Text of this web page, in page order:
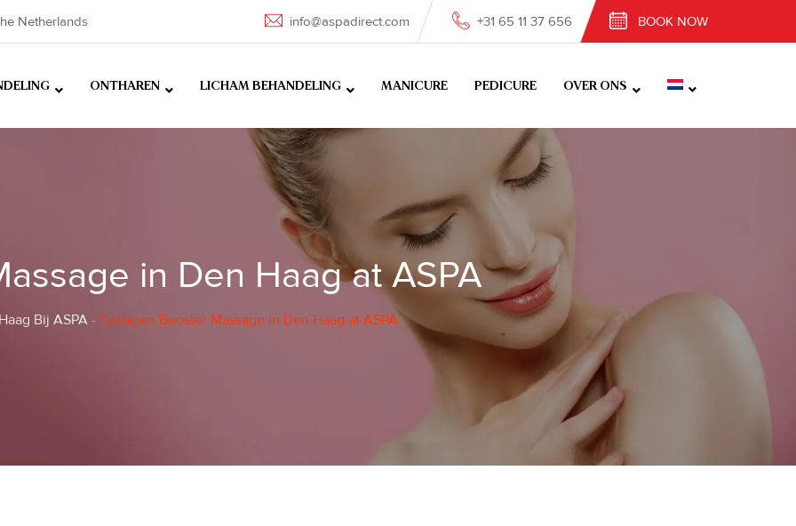
Netherlands info@aspadirect.com +31 65 11 37 656 BOOK NOW
ONTHAREN LICHAM BEHANDELING MANICURE PEDICURE OVER ONS
in Den Haag at ASPA
Bij ASPA - Collagen Booster Massage in Den Haag at ASPA